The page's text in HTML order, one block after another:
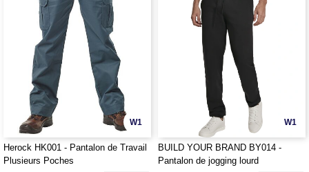
W1
Herock HK001 - Pantalon de Travail
Plusieurs Poches
W1
BUILD YOUR BRAND BY014 -
Pantalon de jogging lourd